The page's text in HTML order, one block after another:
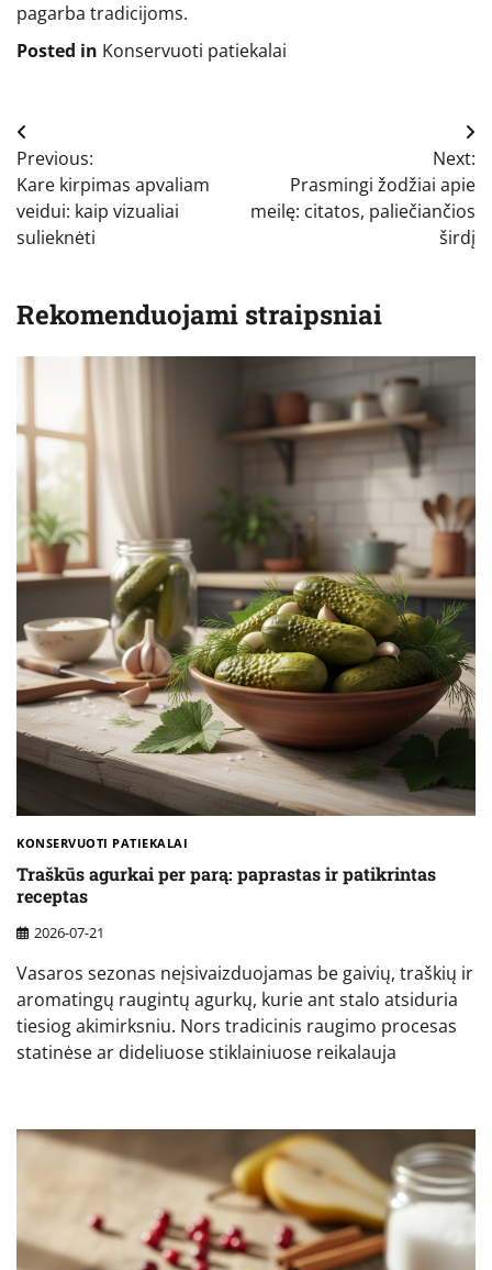
pagarba tradicijoms.
Posted in Konservuoti patiekalai
Navigacija
tarp
įrašų
Previous:
Kare kirpimas apvaliam
veidui: kaip vizualiai
sulieknėti
Next:
Prasmingi žodžiai apie
meilę: citatos, paliečiančios
širdį
Rekomenduojami straipsniai
KONSERVUOTI PATIEKALAI
Traškūs agurkai per parą: paprastas ir patikrintas
receptas
2026-07-21
Vasaros sezonas neįsivaizduojamas be gaivių, traškių ir
aromatingų raugintų agurkų, kurie ant stalo atsiduria
tiesiog akimirksniu. Nors tradicinis raugimo procesas
statinėse ar dideliuose stiklainiuose reikalauja